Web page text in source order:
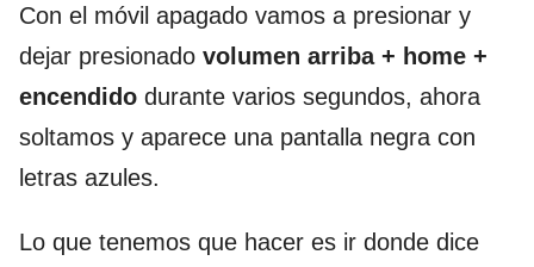
Con el móvil apagado vamos a presionar y
dejar presionado volumen arriba + home +
encendido durante varios segundos, ahora
soltamos y aparece una pantalla negra con
letras azules.
Lo que tenemos que hacer es ir donde dice